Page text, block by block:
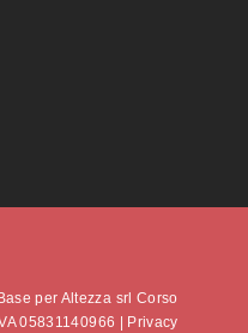
per Altezza srl Corso
05831140966 |
Privacy